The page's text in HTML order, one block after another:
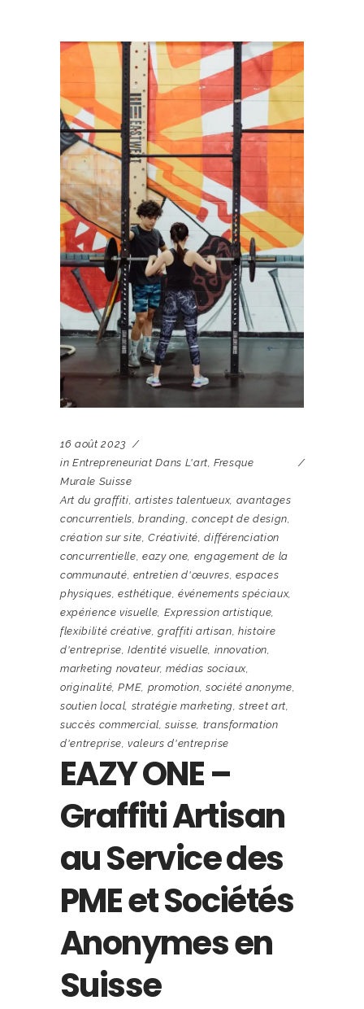
16 août 2023
in Entrepreneuriat Dans L'art ,Fresque
Murale Suisse
Art du graffiti ,artistes talentueux, avantages
concurrentiels ,branding concept de design
création sur site ,Créativité ,différenciation
concurrentielle ,eazy one engagement de la
communauté entretien d'œuvres espaces
physiques ,esthétique événements spéciaux,
expérience visuelle Expression artistique
flexibilité créative ,graffiti artisan ,histoire
d'entreprise ,Identité visuelle innovation
marketing novateur,médias sociaux
originalité ,PME promotion société anonyme
soutien local stratégie marketing ,street art
succès commercial ,suisse transformation
d'entreprise ,valeurs d'entreprise
EAZY ONE –
Graffiti Artisan
au Service des
PME et Sociétés
Anonymes en
Suisse